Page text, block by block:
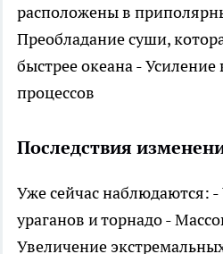
расположены в
Преобладание суши,
быстрее океана -
процессов
Последствия
Уже сейчас наблюдаются: -
ураганов и торнадо -
Увеличение